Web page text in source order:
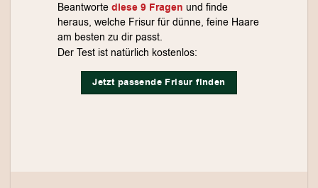
Beantworte diese 9 Fragen und finde
heraus, welche Frisur für dünne, feine Haare
am besten zu dir passt.
Der Test ist natürlich kostenlos:
Jetzt passende Frisur finden